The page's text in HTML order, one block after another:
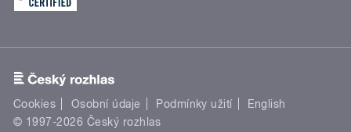
Cookies Osobní údaje Podmínky užití
English
© 1997-2026 Český rozhlas